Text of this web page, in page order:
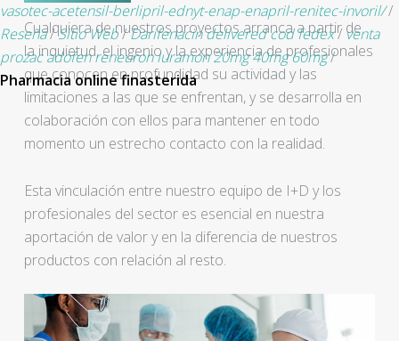
vasotec-acetensil-berlipril-ednyt-enap-enapril-renitec-invoril//
Reseña/Sitio Web/Darifenacin delivered cod fedex/ venta
prozac adofen reneuron luramon 20mg 40mg 60mg/
Pharmacia online finasterida
Cualquiera de nuestros proyectos arranca a partir de
la inquietud, el ingenio y la experiencia de profesionales
que conocen en profundidad su actividad y las
limitaciones a las que se enfrentan, y se desarrolla en
colaboración con ellos para mantener en todo
momento un estrecho contacto con la realidad.
Esta vinculación entre nuestro equipo de I+D y los
profesionales del sector es esencial en nuestra
aportación de valor y en la diferencia de nuestros
productos con relación al resto.